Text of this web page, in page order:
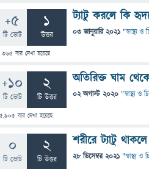
+5
টি ভোট
1
উত্তর
365 বার দেখা হয়েছে
ট্যাটু করলে কি
03 জানুয়ারি 2021 "স্বাস্থ্য ও
+10
টি ভোট
2
টি উত্তর
5,905 বার দেখা হয়েছে
অতিরিক্ত ঘাম
02 অগাস্ট 2020 "স্বাস্থ্য ও
0
টি ভোট
2
টি উত্তর
শরীরে ট্যাটু
28 ডিসেম্বর 2021 "স্বাস্থ্য ও